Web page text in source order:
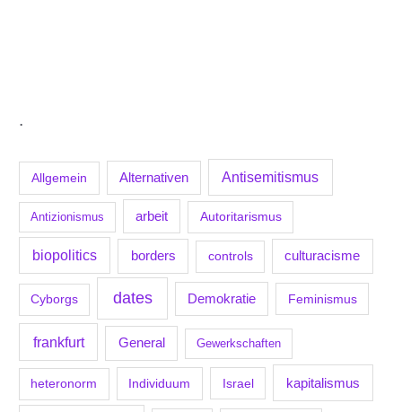
.
Allgemein Alternativen Antisemitismus
Antizionismus arbeit Autoritarismus
biopolitics borders controls culturacisme
Cyborgs dates Demokratie Feminismus
frankfurt General Gewerkschaften
heteronorm Individuum Israel kapitalismus